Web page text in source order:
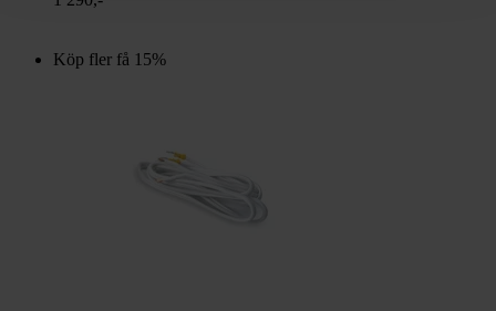
Köp fler få 15%